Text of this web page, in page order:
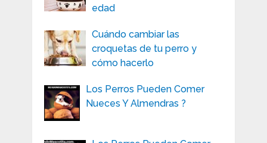
edad
Cuándo cambiar las
croquetas de tu perro y
cómo hacerlo
Los Perros Pueden Comer
Nueces Y Almendras ?